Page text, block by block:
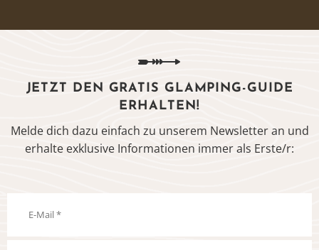
JETZT DEN GRATIS GLAMPING-GUIDE
ERHALTEN!
Melde dich dazu einfach zu unserem Newsletter an und
erhalte exklusive Informationen immer als Erste/r: